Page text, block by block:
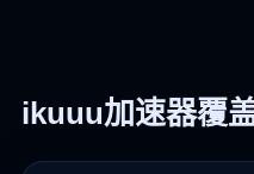
ikuuu加速器覆